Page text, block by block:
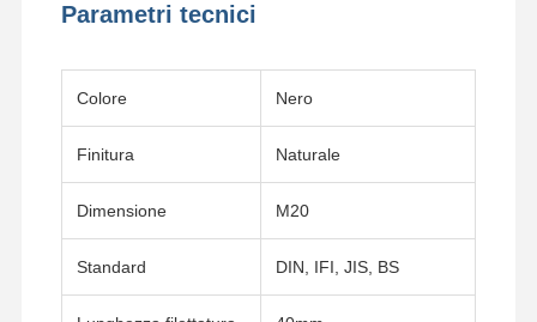
Parametri tecnici
Colore Nero
Finitura Naturale
Dimensione M20
Standard DIN, IFI, JIS, BS